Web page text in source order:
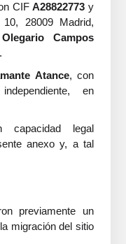
CIFA28822773 y
28009 Madrid,
Campos
.
Atance, con
en
capacidad legal
anexo y, a tal
previamente un
migración del sitio